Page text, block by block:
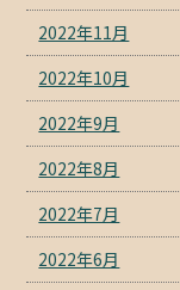
2022年11月
2022年10月
2022年9月
2022年8月
2022年7月
2022年6月